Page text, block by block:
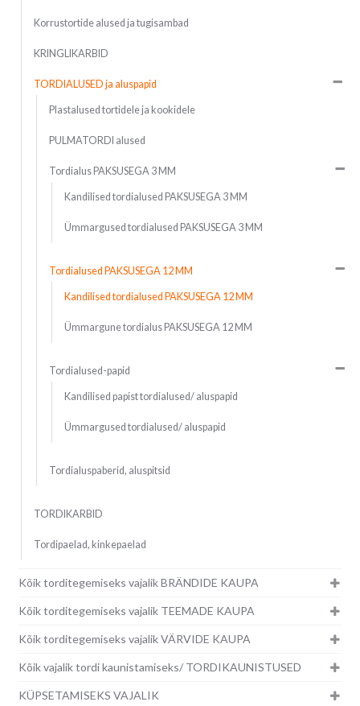
Korrustortide alused ja tugisambad
KRINGLIKARBID
TORDIALUSED ja aluspapid
Plastalused tortidele ja kookidele
PULMATORDI alused
Tordialus PAKSUSEGA 3 MM
Kandilised tordialused PAKSUSEGA 3 MM
Ümmargused tordialused PAKSUSEGA 3 MM
Tordialused PAKSUSEGA 12 MM
Kandilised tordialused PAKSUSEGA 12 MM
Ümmargune tordialus PAKSUSEGA 12 MM
Tordialused-papid
Kandilised papist tordialused/ aluspapid
Ümmargused tordialused/ aluspapid
Tordialuspaberid, aluspitsid
TORDIKARBID
Tordipaelad, kinkepaelad
Kõik torditegemiseks vajalik BRÄNDIDE KAUPA
Kõik torditegemiseks vajalik TEEMADE KAUPA
Kõik torditegemiseks vajalik VÄRVIDE KAUPA
Kõik vajalik tordi kaunistamiseks/ TORDIKAUNISTUSED
KÜPSETAMISEKS VAJALIK